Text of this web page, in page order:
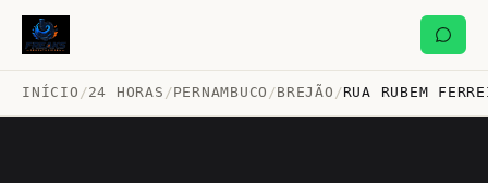
INÍCIO /24 HORAS /PERNAMBUCO /BREJÃO /RUA RUBEM